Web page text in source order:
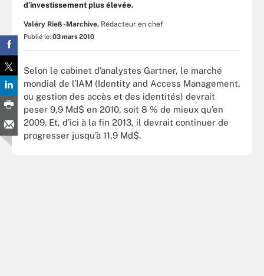
d’investissement plus élevée.
Valéry Rieß-Marchive, Rédacteur en chef
Publié le: 03 mars 2010
Selon le cabinet d’analystes Gartner, le marché
mondial de l’IAM (Identity and Access Management,
ou gestion des accès et des identités) devrait
peser 9,9 Md$ en 2010, soit 8 % de mieux qu’en
2009. Et, d’ici à la fin 2013, il devrait continuer de
progresser jusqu’à 11,9 Md$.